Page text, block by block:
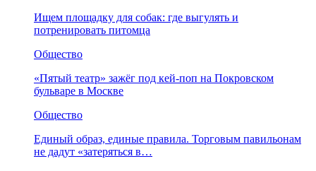
Ищем площадку для собак: где выгулять и
потренировать питомца
Общество
«Пятый театр» зажёг под кей-поп на Покровском
бульваре в Москве
Общество
Единый образ, единые правила. Торговым павильонам
не дадут «затеряться в…